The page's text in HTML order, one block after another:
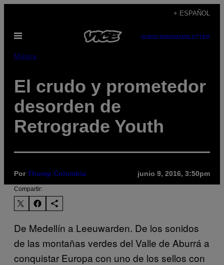
contenido
+ ESPAÑOL
Abrir
SUBSCRIBENEWSLETTER
Música
El crudo y prometedor
desorden de
Retrograde Youth
PorThump Colombia junio 9, 2016, 3:50pm
Compartir:
De Medellín a Leeuwarden. De los sonidos
de las montañas verdes del Valle de Aburrá a
conquistar Europa con uno de los sellos con